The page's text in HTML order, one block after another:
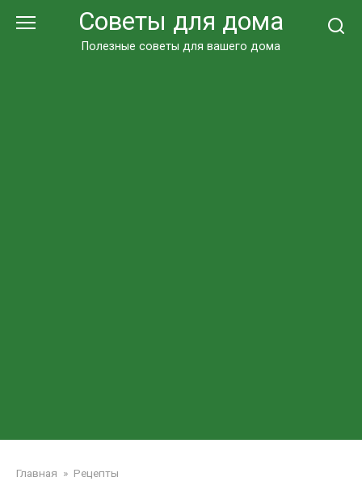
Советы для дома
Полезные советы для вашего дома
Главная » Рецепты